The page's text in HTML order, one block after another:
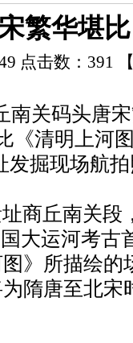
繁华堪
点击数： 391
发掘现场航
商丘南关段
大运河考古
》所描绘的
隋唐至北宋